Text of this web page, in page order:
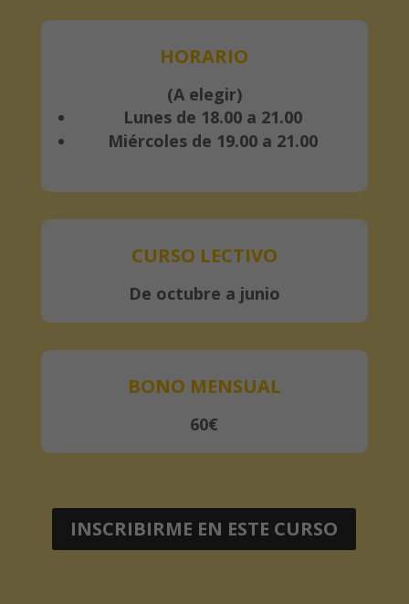
HORARIO
(A elegir)
Lunes de 18.00 a 21.00
Miércoles de 19.00 a 21.00
CURSO LECTIVO
De octubre a junio
BONO MENSUAL
60€
INSCRIBIRME EN ESTE CURSO